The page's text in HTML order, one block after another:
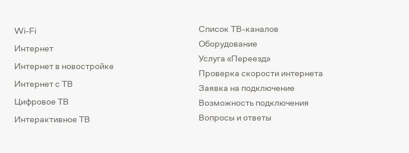
Wi-Fi
Интернет
Интернет в новостройке
Интернет с ТВ
Цифровое ТВ
Интерактивное ТВ
Список ТВ-каналов
Оборудование
Услуга «Переезд»
Проверка скорости интернета
Заявка на подключение
Возможность подключения
Вопросы и ответы